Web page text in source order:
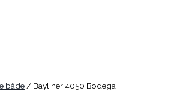
både / Bayliner 4050 Bodega